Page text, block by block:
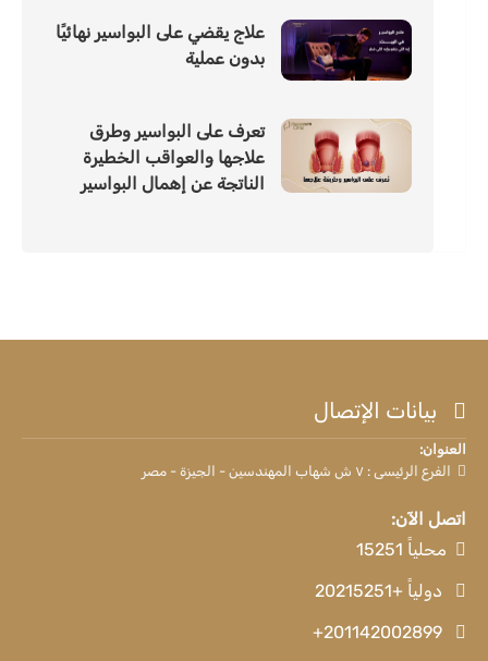
علاج يقضي على البواسير نهائيًا
بدون عملية
تعرف على البواسير وطرق
علاجها والعواقب الخطيرة
الناتجة عن إهمال البواسير
بيانات الإتصال
العنوان:
الفرع الرئيسى : ٧ ش شهاب المهندسين - الجيزة - مصر
اتصل الآن:
محلياً 15251
دولياً +20215251
+201142002899